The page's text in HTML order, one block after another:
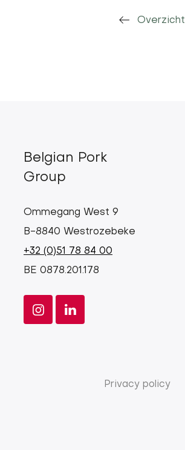
Overzicht
Belgian Pork
Group
Ommegang West 9
B-8840 Westrozebeke
+32 (0)51 78 84 00
BE 0878.201.178
Privacy policy